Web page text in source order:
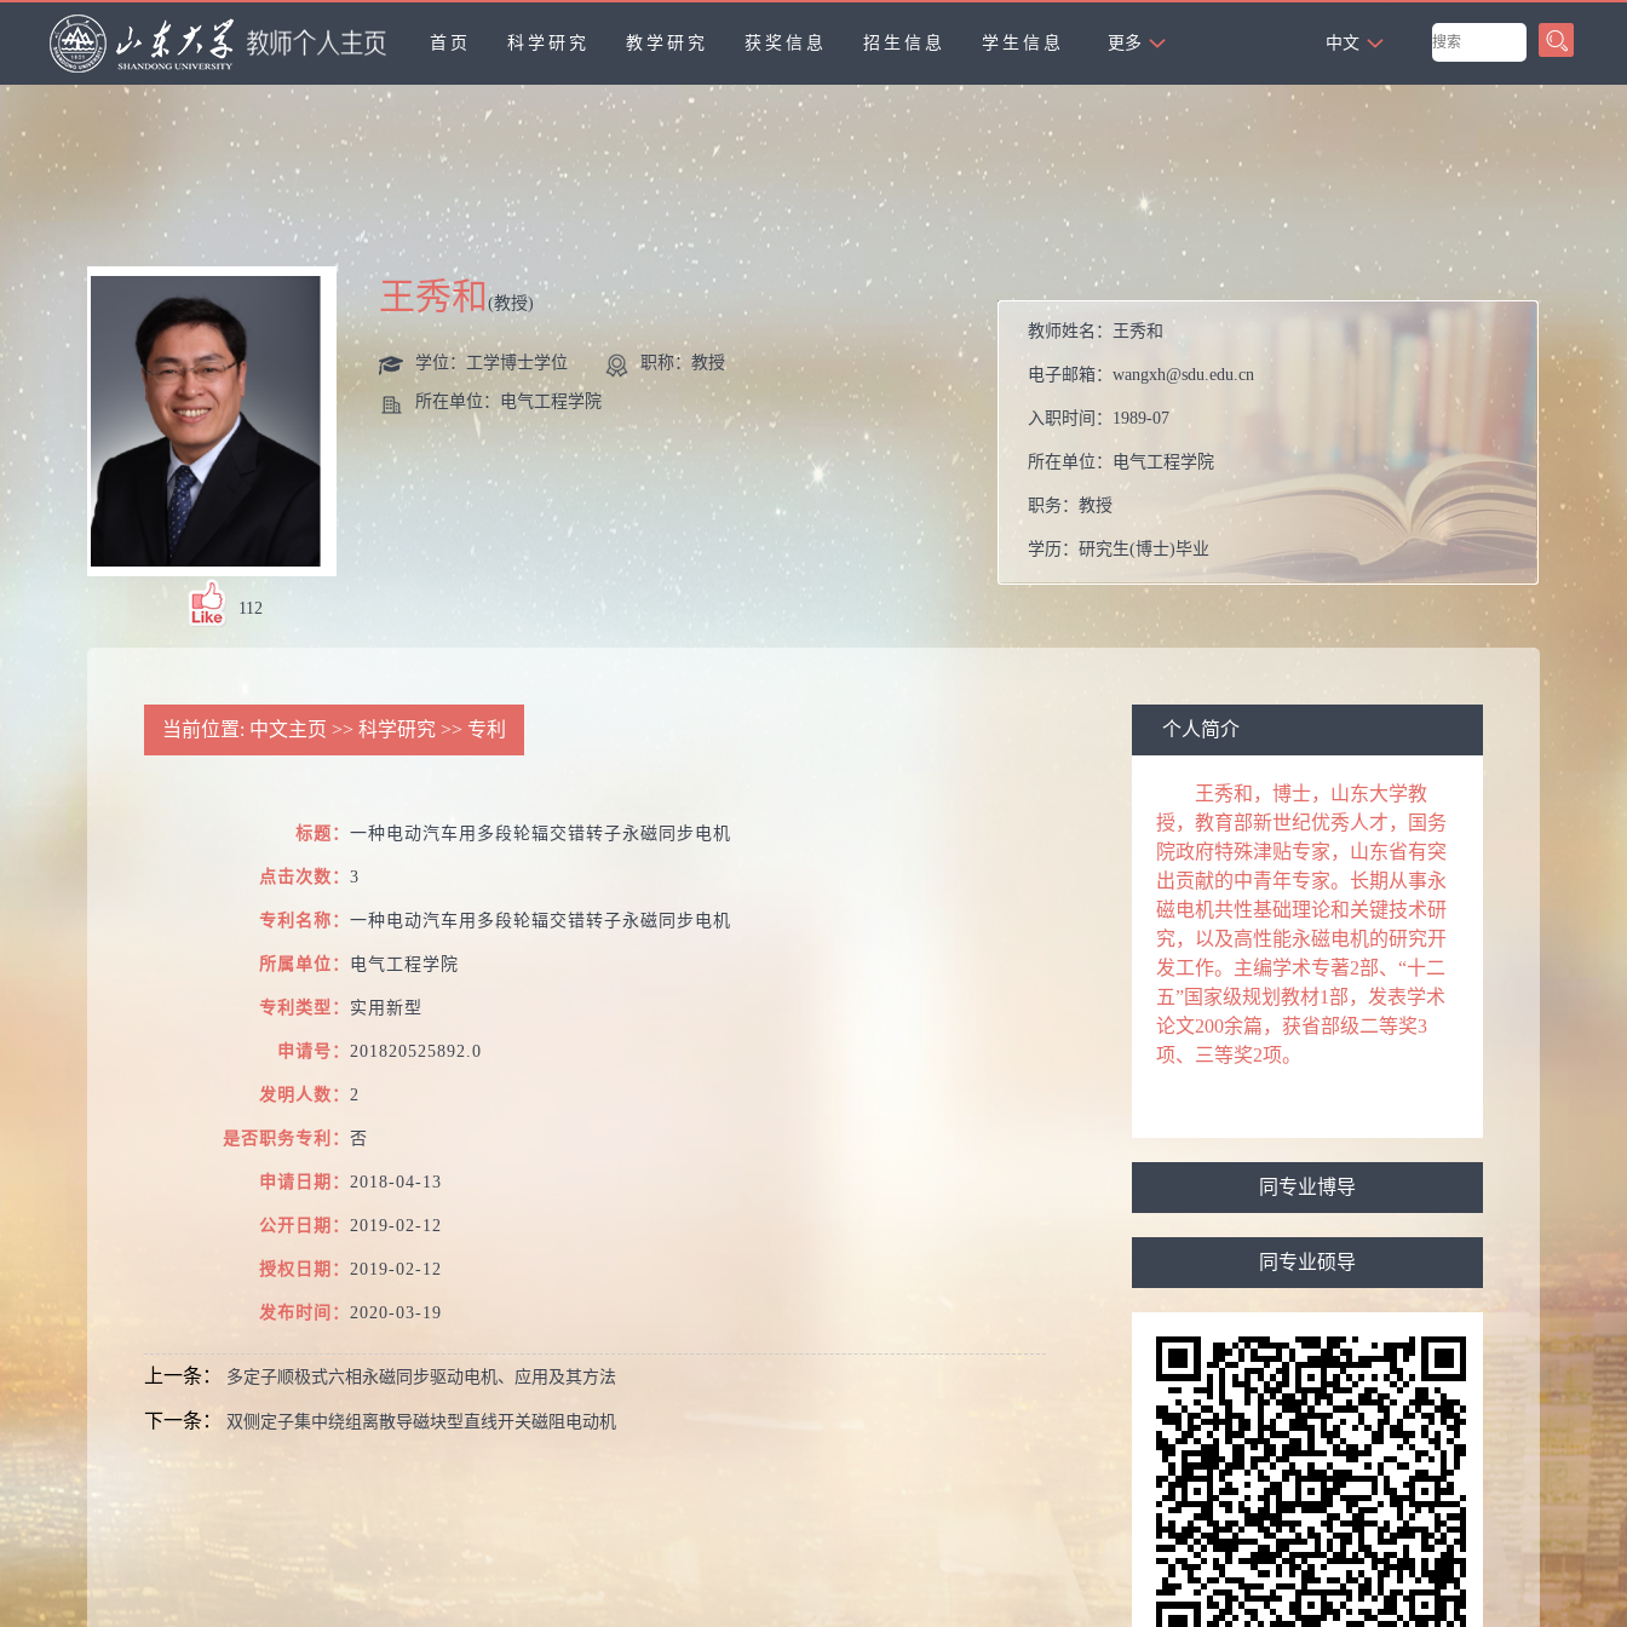
首页 科学研究 教学研究 获奖信息 招生信息 学生信息 更多
中文
112
王秀和(教授)
学位：工学博士学位 职称：教授
所在单位：电气工程学院
教师姓名： 王秀和
电子邮箱： wangxh@sdu.edu.cn
入职时间： 1989-07
所在单位： 电气工程学院
职务： 教授
学历： 研究生(博士)毕业
办公地点： 山东大学千佛山校区电气工程学院楼502
性别：
电机与电器
电气工程学院
电机与电器
2013当选：省突贡2008当选：政府特贴2006当选：教
誉当选： 山东大学优秀教师
当前位置: 中文主页 >> 科学研究 >> 专利
标题： 一种电动汽车用多段轮辐交错转子永磁同步电机
点击次数： 3
专利名称： 一种电动汽车用多段轮辐交错转子永磁同步电机
所属单位： 电气工程学院
专利类型： 实用新型
申请号： 201820525892.0
发明人数： 2
是否职务专利： 否
申请日期： 2018-04-13
公开日期： 2019-02-12
授权日期： 2019-02-12
发布时间： 2020-03-19
上一条： 多定子顺极式六相永磁同步驱动电机、应用及其方法
下一条： 双侧定子集中绕组离散导磁块型直线开关磁阻电动机
个人简介
王秀和 ， 博士，山东大学教
授，教育部新世纪优秀人才，国务
院政府特殊津贴专家，山东省有突
出贡献的中青年专家。长期从事永
磁电机共性基础理论和关键技术研
究，以及高性能永磁电机的研究开
发工作。主编学术专著2部、“十二
五”国家级规划教材1部，发表学术
论文200余篇，获省部级二等奖3
项、三等奖2项。
同专业博导
同专业硕导